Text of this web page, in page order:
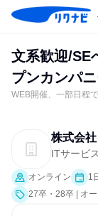
文系歓迎/SE
プンカンパ
WEB開催、一部日程
株式会社
ITサービ
オンライン 1
27卒・28卒 | オ